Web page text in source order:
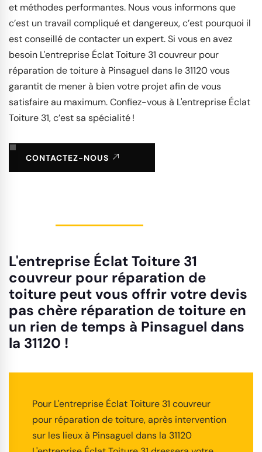
et méthodes performantes. Nous vous informons que
c’est un travail compliqué et dangereux, c’est pourquoi il
est conseillé de contacter un expert. Si vous en avez
besoin L'entreprise Éclat Toiture 31 couvreur pour
réparation de toiture à Pinsaguel dans le 31120 vous
garantit de mener à bien votre projet afin de vous
satisfaire au maximum. Confiez-vous à L'entreprise Éclat
Toiture 31, c’est sa spécialité !
CONTACTEZ-NOUS
L'entreprise Éclat Toiture 31
couvreur pour réparation de
toiture peut vous offrir votre devis
pas chère réparation de toiture en
un rien de temps à Pinsaguel dans
la 31120 !
Pour L'entreprise Éclat Toiture 31 couvreur
pour réparation de toiture, après intervention
sur les lieux à Pinsaguel dans la 31120